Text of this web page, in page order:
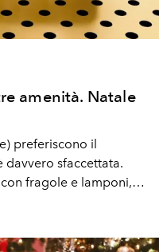
amenità. Natale
preferiscono il
sfaccettata.
fragole e lamponi,